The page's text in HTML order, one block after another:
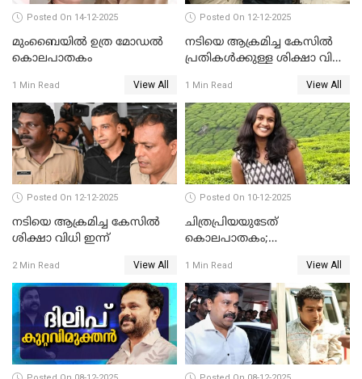
Posted On 14-12-2025
മുംബൈയില്‍ ഉത്ര മോഡല്‍
കൊലപാതകം
1 Min Read View All
Posted On 12-12-2025
നടിയെ ആക്രമിച്ച കേസില്‍
പ്രതികള്‍ക്കുള്ള ശിക്ഷാ വിധി
1 Min Read View All
Posted On 12-12-2025
നടിയെ ആക്രമിച്ച കേസിൽ
ശിക്ഷാ വിധി ഇന്ന്
2 Min Read View All
Posted On 10-12-2025
ചിത്രപ്രിയയുടേത്
കൊലപാതകം;
സമ്മതിച്ചെന്ന് പൊലീസ്
1 Min Read View All